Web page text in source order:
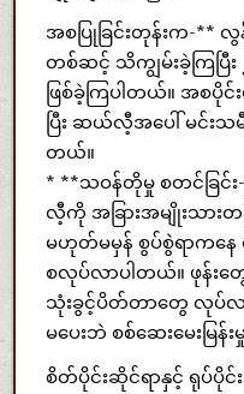
အစပြုခြင်းတုန်းက-
တစ်ဆင့် သိကျွမ်းခဲ့ကြပြီး
ဖြစ်ခဲ့ကြပါတယ်။ အစပို
ပြီး ဆယ်လီ့အပေါ် မင်း
တယ်။
* **သဝန်တိုမှု စတင်ခြင်
လီ့ကို အခြားအမျိုးသား
မဟုတ်မမှန် စွပ်စွဲရာကနေ
စလုပ်လာပါတယ်။ ဖုန်း
သုံးခွင့်ပိတ်တာတွေ လုပ်လ
မပေးဘဲ စစ်ဆေးမေးမြ
စိတ်ပိုင်းဆိုင်ရာနှင့် ရုပ်ပိုင်